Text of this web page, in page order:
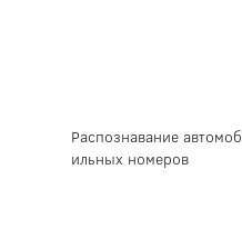
Распознавание автомоб
ильных номеров